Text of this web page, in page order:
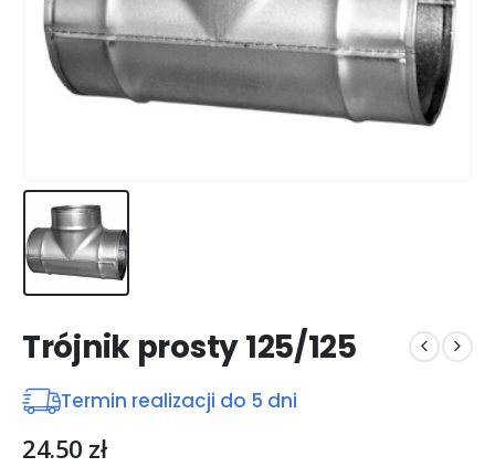
Trójnik prosty 125/125
Termin realizacji do 5 dni
24.50 zł